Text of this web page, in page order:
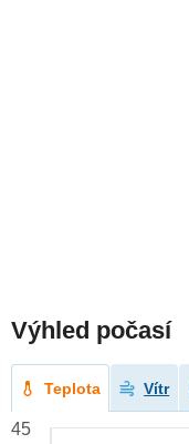
Výhled počasí
Teplota Vítr
45